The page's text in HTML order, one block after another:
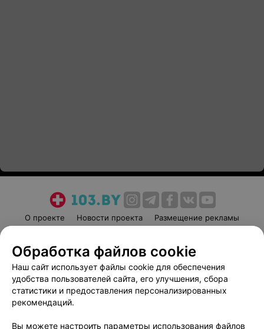
О проекте Новости проекта
Размещение рекламы
Пользовательское соглашение
Способы оплаты
Вакансии
Партнеры
Написать руководителю 103.by
Обработка файлов cookie
Наш сайт использует файлы cookie для обеспечения
удобства пользователей сайта, его улучшения, сбора
статистики и предоставления персонализированных
рекомендаций.
Вы можете настроить параметры использования файлов